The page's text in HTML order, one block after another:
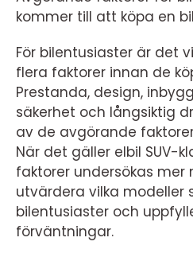
kommer till att köpa en bil
För bilentusiaster är det
flera faktorer innan de
Prestanda, design,
säkerhet och långsiktig
av de avgörande
När det gäller elbil SUV-
faktorer undersökas
utvärdera vilka modeller
bilentusiaster och
förväntningar.